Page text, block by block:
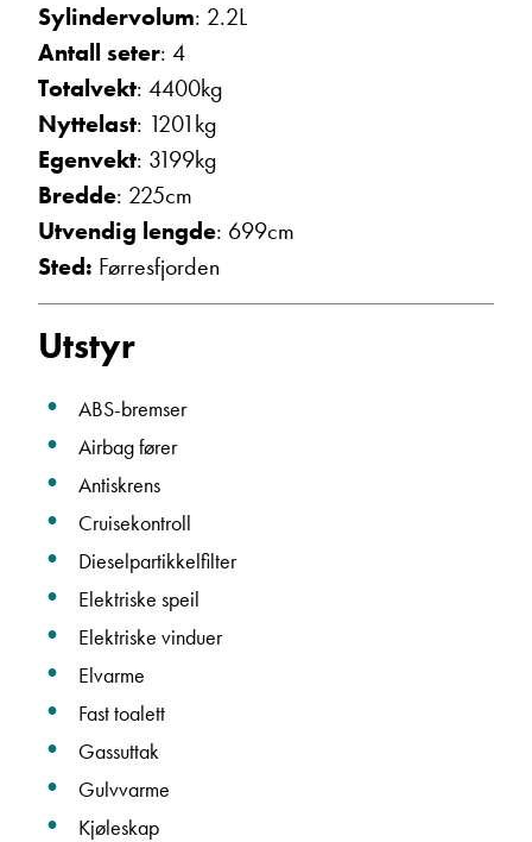
Sylindervolum: 2.2L
Antall seter: 4
Totalvekt: 4400kg
Nyttelast: 1201kg
Egenvekt: 3199kg
Bredde: 225cm
Utvendig lengde: 699cm
Sted: Førresfjorden
Utstyr
ABS-bremser
Airbag fører
Antiskrens
Cruisekontroll
Dieselpartikkelfilter
Elektriske speil
Elektriske vinduer
Elvarme
Fast toalett
Gassuttak
Gulvvarme
Kjøleskap